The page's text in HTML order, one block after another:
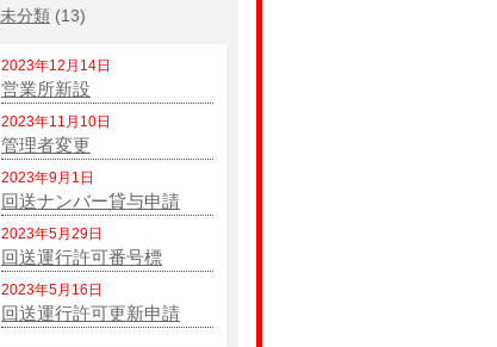
未分類 (13)
2023年12月14日
営業所新設
2023年11月10日
管理者変更
2023年9月1日
回送ナンバー貸与申請
2023年5月29日
回送運行許可番号標
2023年5月16日
回送運行許可更新申請